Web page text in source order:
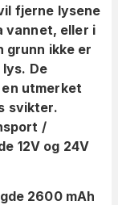
fjerne lysene
vannet, eller i
grunn ikke er
De
utmerket
svikter.
/
12V og 24V
2600 mAh